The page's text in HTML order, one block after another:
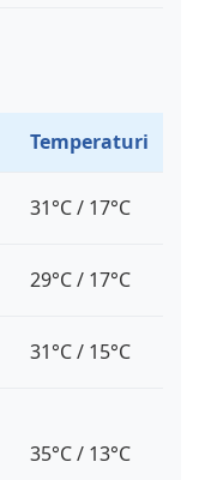
Temperaturi
31°C / 17°C
29°C / 17°C
31°C / 15°C
35°C / 13°C